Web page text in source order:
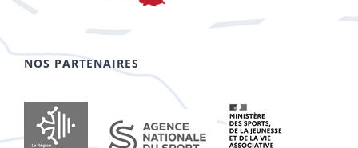
NOS PARTENAIRES